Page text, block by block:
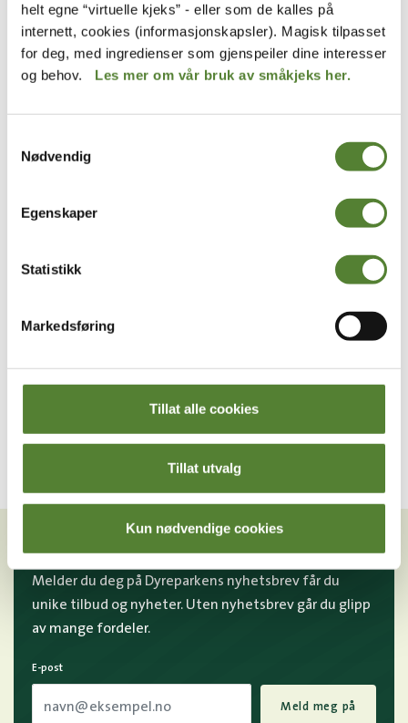
helt egne “virtuelle kjeks” - eller som de kalles på
internett, cookies (informasjonskapsler). Magisk tilpasset
for deg, med ingredienser som gjenspeiler dine interesser
og behov. Les mer om vår bruk av småkjeks her.
Nødvendig
Egenskaper
Statistikk
Markedsføring
Tillat alle cookies
Tillat utvalg
Kun nødvendige cookies
Kaptein Sabeltanns Verden
PARAPLY MED
SVERDHÅNDTAK -BARN
199,–
Hakkebakkeskogen
PLAKAT A4, BAMSEFAR
40,–
Dyreparken
PARAPLY, KUTOPPEN BARN
VIL DU HA NYHETSBREV FRA
Melder du deg på Dyreparkens nyhetsbrev får du
unike tilbud og nyheter. Uten nyhetsbrev går du glipp
av mange fordeler.
E-post
Meld meg på